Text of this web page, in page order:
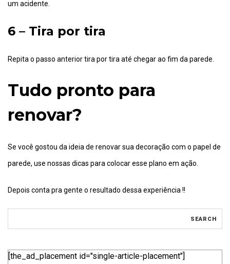
um acidente.
6 – Tira por tira
Repita o passo anterior tira por tira até chegar ao fim da parede.
Tudo pronto para
renovar?
Se você gostou da ideia de renovar sua decoração com o papel de
parede, use nossas dicas para colocar esse plano em ação.
Depois conta pra gente o resultado dessa experiência !!
[the_ad_placement id="single-article-placement"]